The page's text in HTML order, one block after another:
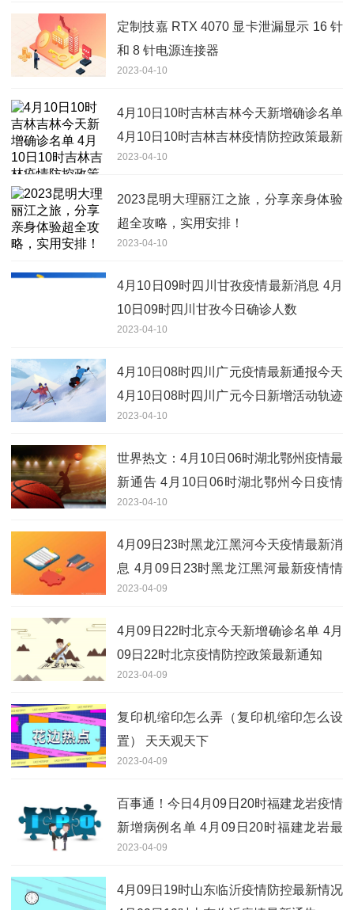
定制技嘉 RTX 4070 显卡泄漏显示 16 针
和 8 针电源连接器
2023-04-10
4月10日10时吉林吉林今天新增确诊名单
4月10日10时吉林吉林疫情防控政策最新
通知
2023-04-10
2023昆明大理丽江之旅，分享亲身体验
超全攻略，实用安排！
2023-04-10
4月10日09时四川甘孜疫情最新消息 4月
10日09时四川甘孜今日确诊人数
2023-04-10
4月10日08时四川广元疫情最新通报今天
4月10日08时四川广元今日新增活动轨迹
有吗
2023-04-10
世界热文：4月10日06时湖北鄂州疫情最
新通告 4月10日06时湖北鄂州今日疫情
最新消息
2023-04-10
4月09日23时黑龙江黑河今天疫情最新消
息 4月09日23时黑龙江黑河最新疫情情
况
2023-04-09
4月09日22时北京今天新增确诊名单 4月
09日22时北京疫情防控政策最新通知
2023-04-09
复印机缩印怎么弄（复印机缩印怎么设
置） 天天观天下
2023-04-09
百事通！今日4月09日20时福建龙岩疫情
新增病例名单 4月09日20时福建龙岩最
新疫情通报
2023-04-09
4月09日19时山东临沂疫情防控最新情况